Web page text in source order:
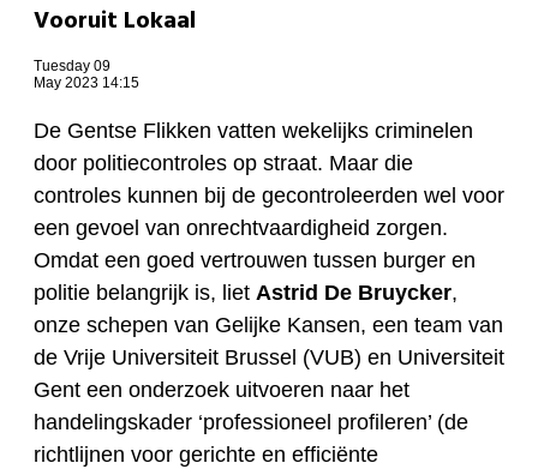
Vooruit Lokaal
Tuesday 09
May 2023 14:15
De Gentse Flikken vatten wekelijks criminelen
door politiecontroles op straat. Maar die
controles kunnen bij de gecontroleerden wel voor
een gevoel van onrechtvaardigheid zorgen.
Omdat een goed vertrouwen tussen burger en
politie belangrijk is, liet Astrid De Bruycker,
onze schepen van Gelijke Kansen, een team van
de Vrije Universiteit Brussel (VUB) en Universiteit
Gent een onderzoek uitvoeren naar het
handelingskader ‘professioneel profileren’ (de
richtlijnen voor gerichte en efficiënte